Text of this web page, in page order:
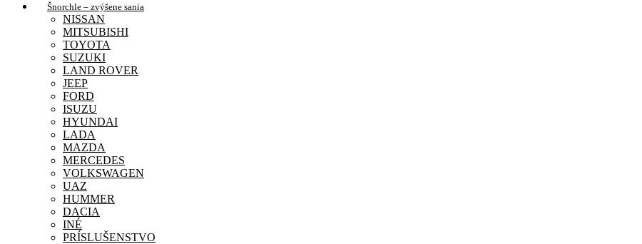
Šnorchle – zvýšene sania
NISSAN
MITSUBISHI
TOYOTA
SUZUKI
LAND ROVER
JEEP
FORD
ISUZU
HYUNDAI
LADA
MAZDA
MERCEDES
VOLKSWAGEN
UAZ
HUMMER
DACIA
INÉ
PRÍSLUŠENSTVO